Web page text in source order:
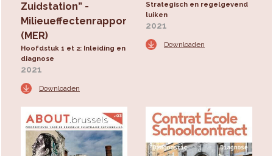
Zuidstation” -
Milieueffectenrapport
(MER)
Hoofdstuk 1 et 2: Inleiding en
diagnose
2021
Downloaden
Strategisch en regelgevend
luiken
2021
Downloaden